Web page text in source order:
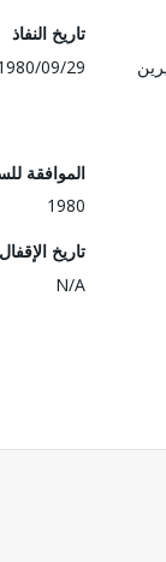
تاريخ النفاذ
09/29
الموافقة
1980
تاريخ الإقفال
N/A